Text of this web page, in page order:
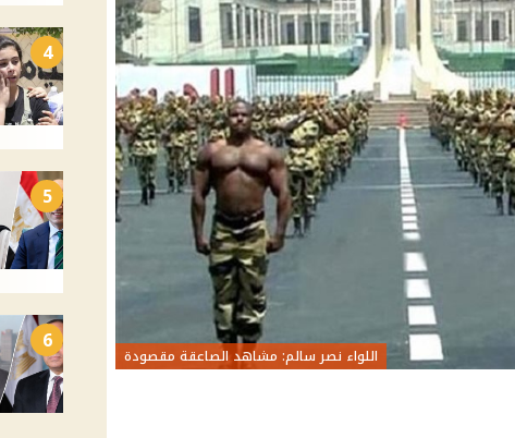
اللواء نصر سالم: مشاهد الصاعقة مقصودة
4
5
6